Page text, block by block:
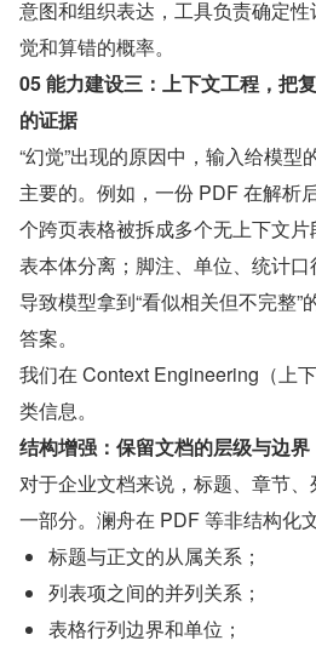
意图和组织表达，工具负责确定
觉和算错的概率。
05 能力建设三：上下文工程，把
的证据
“幻觉”出现的原因中，输入给模型
主要的。例如，一份 PDF 在解析
个跨页表格被拆成多个无上下文
表本体分离；脚注、单位、统计
导致模型拿到“看似相关但不完整
答案。
我们在 Context Engineering（上
类信息。
结构增强：保留文档的层级与边界
对于企业文档来说，标题、章节
一部分。澜舟在 PDF 等非结构化
标题与正文的从属关系；
列表项之间的并列关系；
表格行列边界和单位；